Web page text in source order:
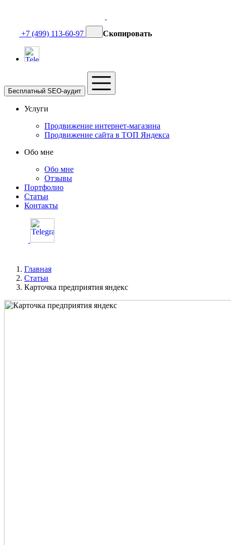
+7 (499) 113-60-97 Скопировать
Бесплатный SEO-аудит
Услуги
Продвижение интернет-магазина
Продвижение сайта в ТОП Яндекса
Обо мне
Обо мне
Отзывы
Портфолио
Статьи
Контакты
Главная
Статьи
Карточка предприятия яндекс